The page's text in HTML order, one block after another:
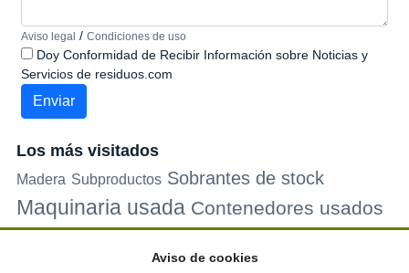
Aviso legal / Condiciones de uso
Doy Conformidad de Recibir Información sobre Noticias y
Servicios de residuos.com
Los más visitados
Madera Subproductos Sobrantes de stock
Maquinaria usada Contenedores usados
Palets de plastico Electrodomesticos
Aviso de cookies